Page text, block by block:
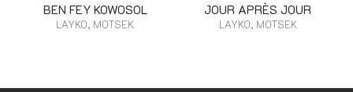
BEN FEY KOWOSOL
LAYKO, MOTSEK
JOUR APRÈS JOUR
LAYKO, MOTSEK